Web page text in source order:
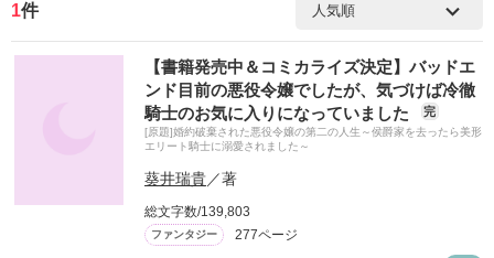
検索ワード
を含む
を除く
1件
【書籍発売中＆コミカライズ決定】バッドエ
ンド目前の悪役令嬢でしたが、気づけば冷徹
騎士のお気に入りになっていました
完
[原題]婚約破棄された悪役令嬢の第二の人生～侯爵家を去ったら美形
エリート騎士に溺愛されました～
葵井瑞貴／著
総文字数/139,803
ファンタジー 277ページ